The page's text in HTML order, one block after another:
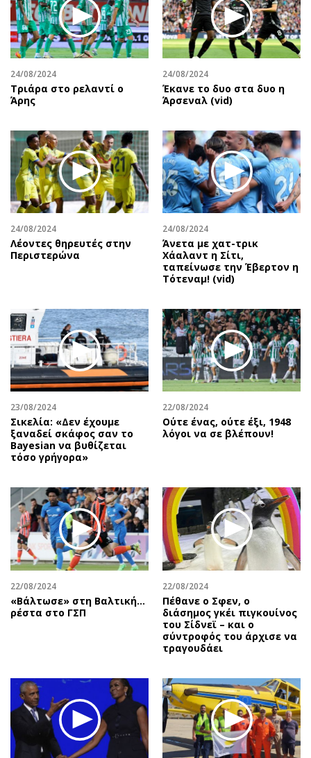
24/08/2024
Τριάρα στο ρελαντί ο
Άρης
24/08/2024
Έκανε το δυο στα δυο η
Άρσεναλ (vid)
24/08/2024
Λέοντες θηρευτές στην
Περιστερώνα
24/08/2024
Άνετα με χατ-τρικ
Χάαλαντ η Σίτι,
ταπείνωσε την Έβερτον η
Τότεναμ! (vid)
23/08/2024
Σικελία: «Δεν έχουμε
ξαναδεί σκάφος σαν το
Bayesian να βυθίζεται
τόσο γρήγορα»
22/08/2024
Ούτε ένας, ούτε έξι, 1948
λόγοι να σε βλέπουν!
22/08/2024
«Βάλτωσε» στη Βαλτική...
ρέστα στο ΓΣΠ
22/08/2024
Πέθανε ο Σφεν, ο
διάσημος γκέι πιγκουίνος
του Σίδνεϊ – και ο
σύντροφός του άρχισε να
τραγουδάει